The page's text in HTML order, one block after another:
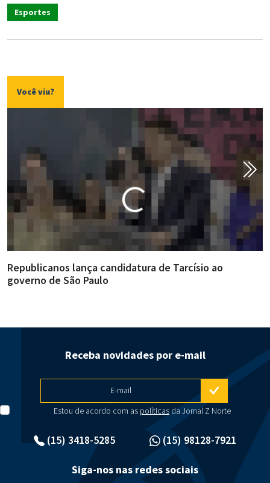
Esportes
Você viu?
Republicanos lança candidatura de Tarcísio ao
governo de São Paulo
(15) 3418-5285 (15) 98128-7921
Receba novidades por e-mail
E-mail
Estou de acordo com as políticasda Jornal Z Norte
Siga-nos nas redes sociais